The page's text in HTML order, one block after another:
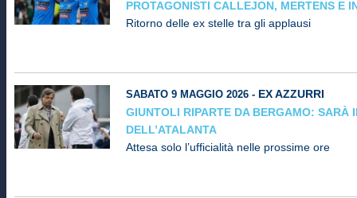
PROTAGONISTI CALLEJON, MERTENS E
Ritorno delle ex stelle tra gli applausi
SABATO 9 MAGGIO 2026 - EX AZZURRI
GIUNTOLI RIPARTE DA BERGAMO: SARÀ
DELL’ATALANTA
Attesa solo l’ufficialità nelle prossime ore